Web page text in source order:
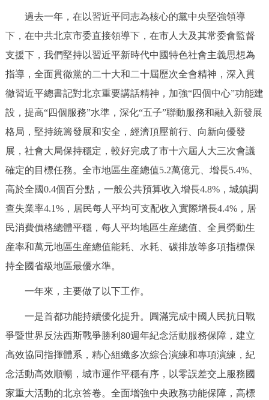
過去一年，在以習近平同志為核心的黨中央堅強領導
下，在中共北京市委直接領導下，在市人大及其常委會監督
支援下，我們堅持以習近平新時代中國特色社會主義思想為
指導，全面貫徹黨的二十大和二十屆歷次全會精神，深入貫
徹習近平總書記對北京重要講話精神，加強“四個中心”功能建
設，提高“四個服務”水準，深化“五子”聯動服務和融入新發展
格局，堅持統籌發展和安全，經濟頂壓前行、向新向優發
展，社會大局保持穩定，較好完成了市十六屆人大三次會議
確定的目標任務。全市地區生産總值5.2萬億元、增長5.4%、
高於全國0.4個百分點，一般公共預算收入增長4.8%，城鎮調
查失業率4.1%，居民每人平均可支配收入實際增長4.4%，居
民消費價格總體平穩，每人平均地區生産總值、全員勞動生
産率和萬元地區生産總值能耗、水耗、碳排放等多項指標保
持全國省級地區最優水準。
一年來，主要做了以下工作。
一是首都功能持續優化提升。圓滿完成中國人民抗日戰
爭暨世界反法西斯戰爭勝利80週年紀念活動服務保障，建立
高效協同指揮體系，精心組織多次綜合演練和專項演練，紀
念活動高效順暢，城市運作平穩有序，以零誤差交上服務國
家重大活動的北京答卷。全面增強中央政務功能保障，高標